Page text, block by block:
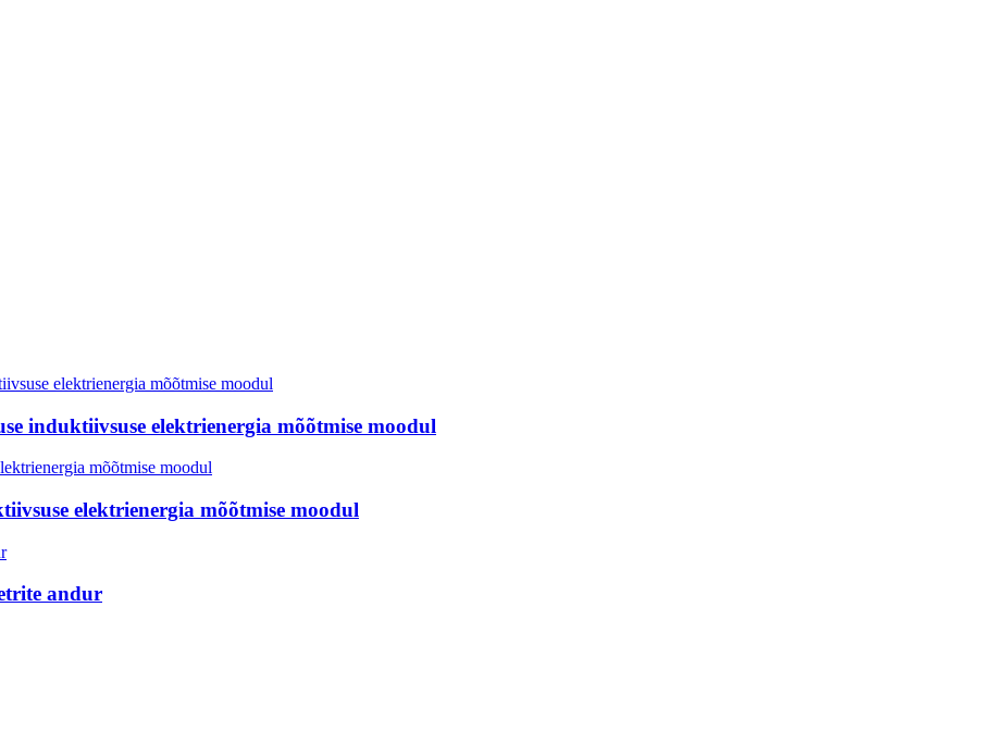
induktiivsuse elektrienergia mõõtmise moodul
elektrienergia mõõtmise moodul
andur